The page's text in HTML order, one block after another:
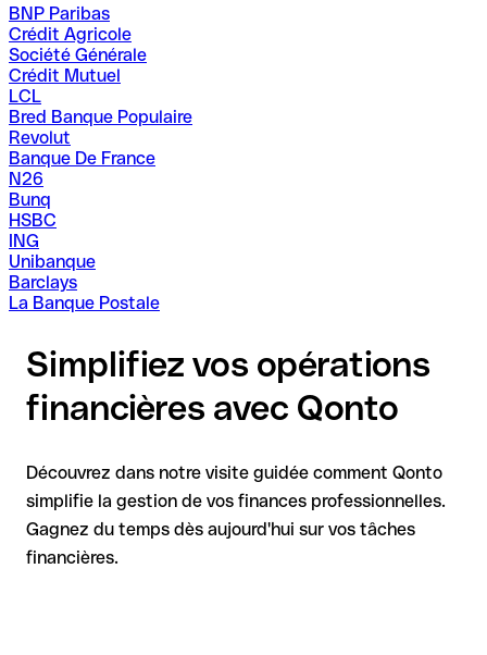
BNP Paribas
Crédit Agricole
Société Générale
Crédit Mutuel
LCL
Bred Banque Populaire
Revolut
Banque De France
N26
Bunq
HSBC
ING
Unibanque
Barclays
La Banque Postale
Simplifiez vos opérations
financières avec Qonto
Découvrez dans notre visite guidée comment Qonto
simplifie la gestion de vos finances professionnelles.
Gagnez du temps dès aujourd'hui sur vos tâches
financières.